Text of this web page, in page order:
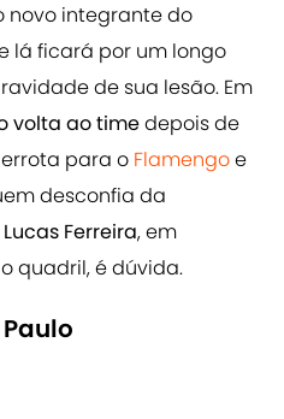
novo integrante do
lá ficará por um longo
de sua lesão. Em
volta ao timedepois de
para o Flamengoe
desconfia da
Lucas Ferreira, em
quadril, é dúvida.